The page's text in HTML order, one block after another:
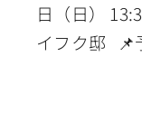
日（日）
イフク邸 📌